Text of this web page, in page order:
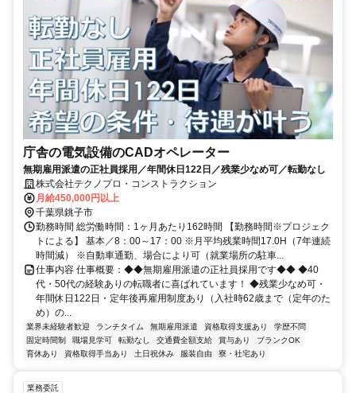
庁舎の電気設備のCADオペレーター
無期雇用派遣の正社員採用／年間休日122日／残業少なめ可／転勤なし
株式会社テクノプロ・コンストラクション
月給450,000円以上
千葉県銚子市
勤務時間 総労働時間：1ヶ月あたり162時間 【勤務時間※プロジェク
トによる】 基本／8：00～17：00 ※月平均残業時間17.0H（7年連続
時間減） ※自動車通勤、場合により可（就業場所の駐車...
仕事内容 仕事概要：◆◆無期雇用派遣の正社員採用です◆◆ ◆40
代・50代の経験ありの転職者に喜ばれています！ ◆残業少なめ可・
年間休日122日・定年後再雇用制度あり（入社時62歳まで（定年のた
め）の...
業界未経験者歓迎 ランチタイム 無期雇用派遣 資格取得支援あり
学歴不問
固定時間制
職場見学可 転勤なし 交通費全額支給 賞与あり
ブランクOK
育休あり
資格取得手当あり 土日祝休み 服装自由 寮・社宅あり
業務委託